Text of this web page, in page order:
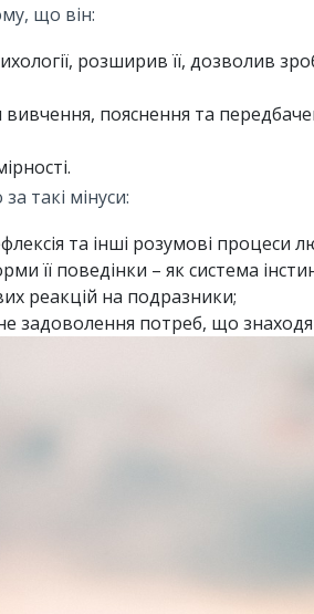
що він:
розширив її, дозволив
пояснення та
такі мінуси:
та інші розумові процеси
її поведінки – як система
реакцій на подразники;
задоволення потреб, що